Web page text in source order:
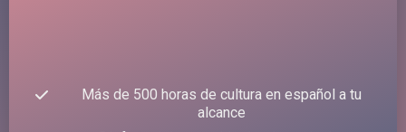
Más de 500 horas de cultura en español a tu
alcance